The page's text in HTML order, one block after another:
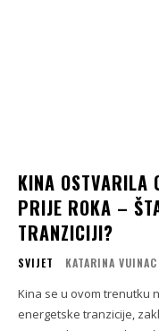
KINA OSTVARILA
PRIJE ROKA –
TRANZICIJI?
SVIJET KATARINA VUINAC
Kina se u ovom trenutku
energetske tranzicije,